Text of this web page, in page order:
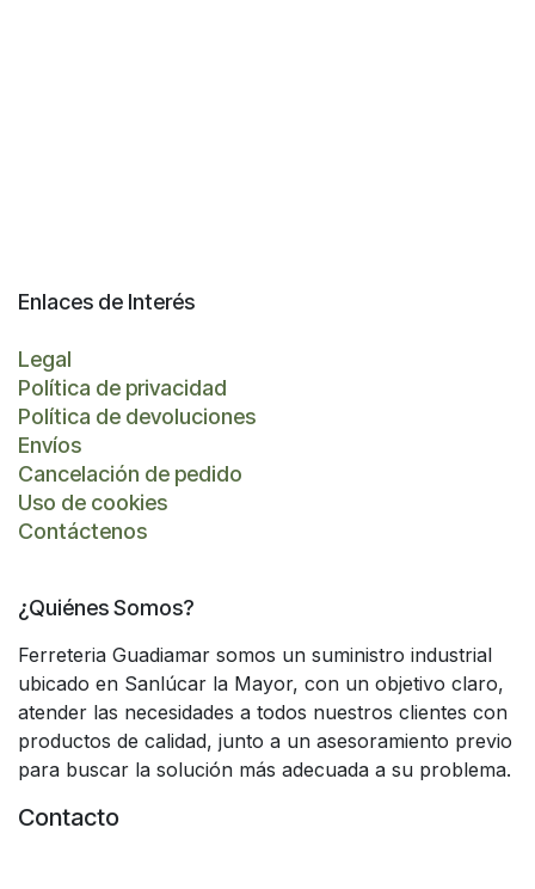
Enlaces de Interés
Legal
Política de privacidad
Política de devoluciones
Envíos
Cancelación de pedido
Uso de cookies
Contáctenos
¿Quiénes Somos?
Ferreteria Guadiamar somos un suministro industrial
ubicado en Sanlúcar la Mayor, con un objetivo claro,
atender las necesidades a todos nuestros clientes con
productos de calidad, junto a un asesoramiento previo
para buscar la solución más adecuada a su problema.
Contacto